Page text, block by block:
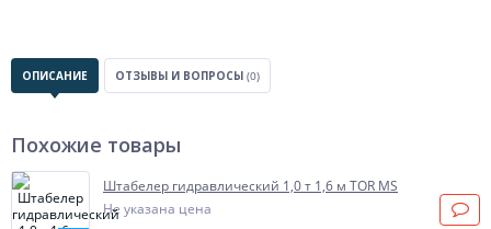
ОПИСАНИЕ ОТЗЫВЫ И ВОПРОСЫ (0)
Похожие товары
Штабелер гидравлический 1,0 т 1,6 м TOR MS
Не указана цена